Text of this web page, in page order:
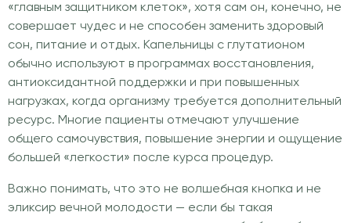
«главным защитником клеток», хотя сам он, конечно, не
совершает чудес и не способен заменить здоровый
сон, питание и отдых. Капельницы с глутатионом
обычно используют в программах восстановления,
антиоксидантной поддержки и при повышенных
нагрузках, когда организму требуется дополнительный
ресурс. Многие пациенты отмечают улучшение
общего самочувствия, повышение энергии и ощущение
большей «легкости» после курса процедур.
Важно понимать, что это не волшебная кнопка и не
эликсир вечной молодости — если бы такая